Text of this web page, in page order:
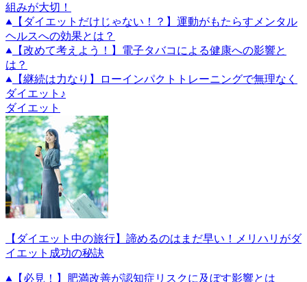
組みが大切！
【ダイエットだけじゃない！？】運動がもたらすメンタル
ヘルスへの効果とは？
【改めて考えよう！】電子タバコによる健康への影響と
は？
【継続は力なり】ローインパクトトレーニングで無理なく
ダイエット♪
ダイエット
【ダイエット中の旅行】諦めるのはまだ早い！メリハリがダ
イエット成功の秘訣
【必見！】肥満改善が認知症リスクに及ぼす影響とは